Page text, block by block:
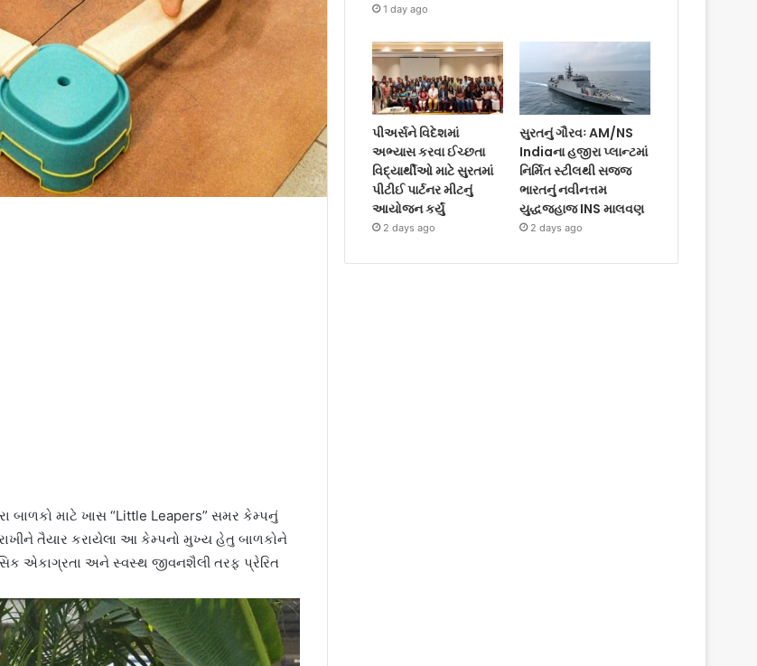
બાળકો માટે ખાસ “Little Leapers” સમર કેમ્પનું
તૈયાર કરાયેલા આ કેમ્પનો મુખ્ય હેતુ બાળકોને
એકાગ્રતા અને સ્વસ્થ જીવનશૈલી તરફ પ્રેરિત
1 day ago
પીઅર્સને વિદેશમાં
અભ્યાસ કરવા ઈચ્છતા
વિદ્યાર્થીઓ માટે સુરતમાં
પીટીઈ પાર્ટનર મીટનું
આયોજન કર્યું
2 days ago
સુરતનું ગૌરવઃ AM/NS
Indiaના હજીરા પ્લાન્ટમાં
નિર્મિત સ્ટીલથી સજ્જ
ભારતનું નવીનત્તમ
યુદ્ધજહાજ INS માલવણ
2 days ago